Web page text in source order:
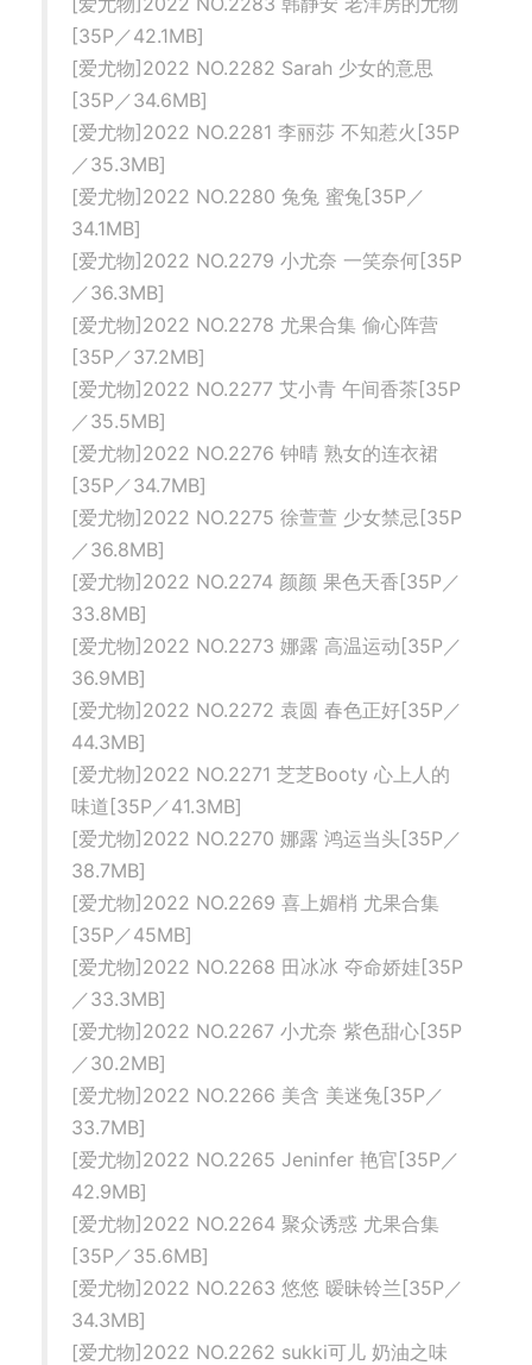
[35P／42.1MB]
[爱尤物]2022 NO.2282 Sarah 少女的意思
[35P／34.6MB]
[爱尤物]2022 NO.2281 李丽莎 不知惹火[35P
／35.3MB]
[爱尤物]2022 NO.2280 兔兔 蜜兔[35P／
34.1MB]
[爱尤物]2022 NO.2279 小尤奈 一笑奈何[35P
／36.3MB]
[爱尤物]2022 NO.2278 尤果合集 偷心阵营
[35P／37.2MB]
[爱尤物]2022 NO.2277 艾小青 午间香茶[35P
／35.5MB]
[爱尤物]2022 NO.2276 钟晴 熟女的连衣裙
[35P／34.7MB]
[爱尤物]2022 NO.2275 徐萱萱 少女禁忌[35P
／36.8MB]
[爱尤物]2022 NO.2274 颜颜 果色天香[35P／
33.8MB]
[爱尤物]2022 NO.2273 娜露 高温运动[35P／
36.9MB]
[爱尤物]2022 NO.2272 袁圆 春色正好[35P／
44.3MB]
[爱尤物]2022 NO.2271 芝芝Booty 心上人的
味道[35P／41.3MB]
[爱尤物]2022 NO.2270 娜露 鸿运当头[35P／
38.7MB]
[爱尤物]2022 NO.2269 喜上媚梢 尤果合集
[35P／45MB]
[爱尤物]2022 NO.2268 田冰冰 夺命娇娃[35P
／33.3MB]
[爱尤物]2022 NO.2267 小尤奈 紫色甜心[35P
／30.2MB]
[爱尤物]2022 NO.2266 美含 美迷兔[35P／
33.7MB]
[爱尤物]2022 NO.2265 Jeninfer 艳官[35P／
42.9MB]
[爱尤物]2022 NO.2264 聚众诱惑 尤果合集
[35P／35.6MB]
[爱尤物]2022 NO.2263 悠悠 暧昧铃兰[35P／
34.3MB]
[爱尤物]2022 NO.2262 sukki可儿 奶油之味